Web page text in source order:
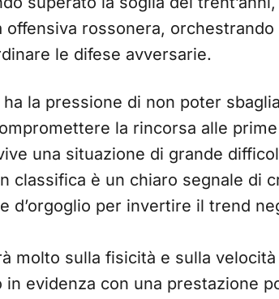
rossonera,
le difese avversarie.
la pressione di non poter
la rincorsa alle
una situazione di grande
classifica è un chiaro segnale di
d’orgoglio per invertire il trend
molto sulla fisicità e sulla velocità
in evidenza con una prestazione